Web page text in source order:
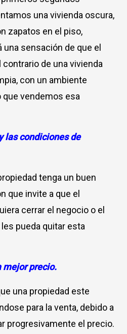
una vivienda oscura,
zapatos en el piso,
sensación de que el
de una vivienda
con un ambiente
vendemos esa
las condiciones de
tenga un buen
que invite a que el
cerrar el negocio o el
les pueda quitar esta
mejor precio.
una propiedad este
para la venta, debido a
progresivamente el precio.